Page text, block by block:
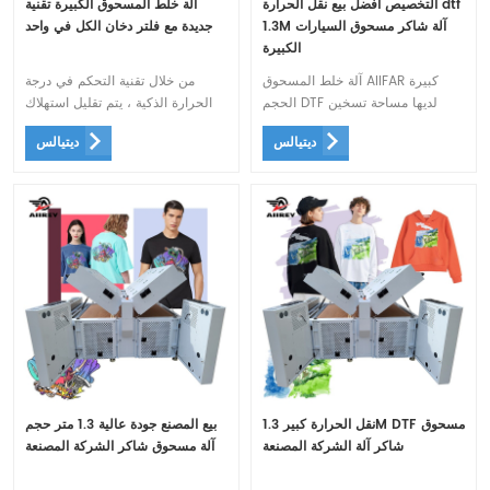
آلة خلط المسحوق الكبيرة تقنية
جديدة مع فلتر دخان الكل في واحد
من خلال تقنية التحكم في درجة
الحرارة الذكية ، يتم تقليل استهلاك
الطاقة بنسبة 30-50٪ مقارنةً بأجهزة
نثر المسحوق الأخرى من نفس
ديتيالس
التخصيص أفضل بيع نقل الحرارة dtf
1.3M آلة شاكر مسحوق السيارات
الكبيرة
آلة خلط المسحوق AIIFAR كبيرة
الحجم DTF لديها مساحة تسخين
أطول ، وظيفة أوتوماتيكية بالكامل ،
مرشح هواء متكامل تقوية - تسخين
ديتيالس
بيع المصنع جودة عالية 1.3 متر حجم
آلة مسحوق شاكر الشركة المصنعة
نقل الحرارة كبير 1.3M DTF مسحوق
شاكر آلة الشركة المصنعة